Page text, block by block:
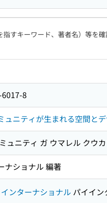
すキーワード、著者名）等を確
8
ュニティが生まれる空間と
ュニティ ガ ウマレル クウ
ナショナル 編著
ンターナショナル パイイン